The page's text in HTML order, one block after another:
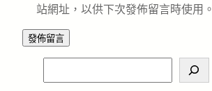
站網址，以供下次發佈留言時使用。
e